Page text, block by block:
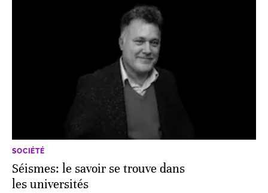
SOCIÉTÉ
Séismes: le savoir se trouve dans
les universités